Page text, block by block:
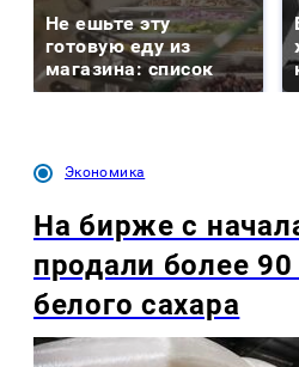
Не ешьте эту
готовую еду из
магазина: список
Экономика
На бирже с
продали более
белого сахара